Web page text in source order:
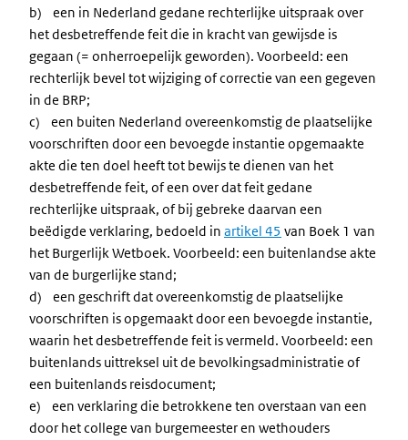
b) een in Nederland gedane rechterlijke uitspraak over
het desbetreffende feit die in kracht van gewijsde is
gegaan (= onherroepelijk geworden). Voorbeeld: een
rechterlijk bevel tot wijziging of correctie van een gegeven
in de BRP;
c) een buiten Nederland overeenkomstig de plaatselijke
voorschriften door een bevoegde instantie opgemaakte
akte die ten doel heeft tot bewijs te dienen van het
desbetreffende feit, of een over dat feit gedane
rechterlijke uitspraak, of bij gebreke daarvan een
beëdigde verklaring, bedoeld in artikel 45 van Boek 1 van
het Burgerlijk Wetboek. Voorbeeld: een buitenlandse akte
van de burgerlijke stand;
d) een geschrift dat overeenkomstig de plaatselijke
voorschriften is opgemaakt door een bevoegde instantie,
waarin het desbetreffende feit is vermeld. Voorbeeld: een
buitenlands uittreksel uit de bevolkingsadministratie of
een buitenlands reisdocument;
e) een verklaring die betrokkene ten overstaan van een
door het college van burgemeester en wethouders